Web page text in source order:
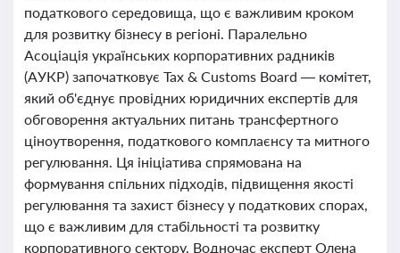
податкового середовища, що є важливим кроком
для розвитку бізнесу в регіоні. Паралельно
Асоціація українських корпоративних радників
(АУКР) започатковує Tax & Customs Board — комітет,
який об'єднує провідних юридичних експертів для
обговорення актуальних питань трансфертного
ціноутворення, податкового комплаєнсу та митного
регулювання. Ця ініціатива спрямована на
формування спільних підходів, підвищення якості
регулювання та захист бізнесу у податкових спорах,
що є важливим для стабільності та розвитку
корпоративного сектору. Водночас експерт Олена